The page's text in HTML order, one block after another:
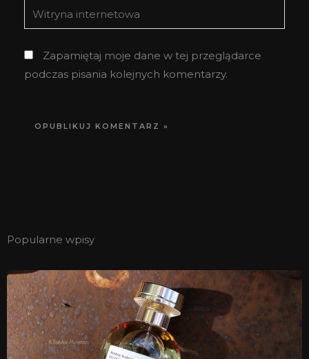
Witryna
internetowa
Zapamiętaj moje dane w tej przeglądarce
podczas pisania kolejnych komentarzy.
Popularne wpisy